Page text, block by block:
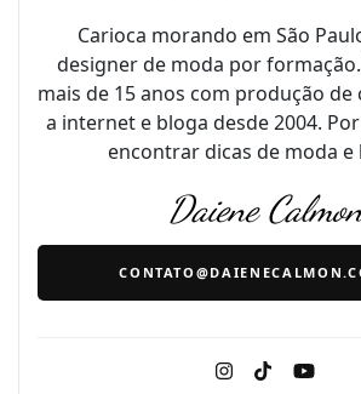
Carioca morando em São
designer de moda por
mais de 15 anos com produção
a internet e bloga desde 2004.
encontrar dicas de moda e
Daiene